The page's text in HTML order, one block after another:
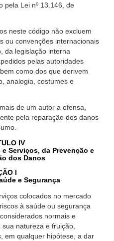
Lei nº 13.146, de
neste código não excluem
ou convenções internacionais
da legislação interna
pelas autoridades
como dos que derivem
analogia, costumes e
de um autor a ofensa,
pela reparação dos danos
IV
Serviços, da Prevenção e
dos Danos
I
e Segurança
colocados no mercado
à saúde ou segurança
normais e
natureza e fruição,
em qualquer hipótese, a dar